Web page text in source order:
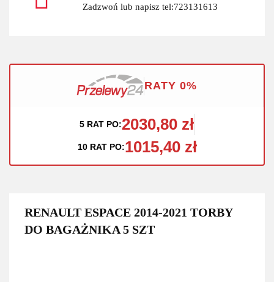
Zadzwoń lub napisz tel:723131613
RATY 0%
5 RAT PO:2030,80 zł
10 RAT PO:1015,40 zł
RENAULT ESPACE 2014-2021 TORBY
DO BAGAŻNIKA 5 SZT